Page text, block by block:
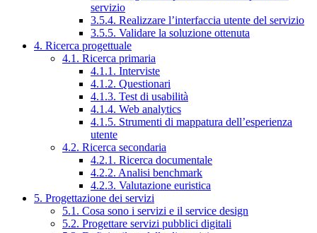
servizio
3.5.4. Realizzare l’interfaccia utente del servizio
3.5.5. Validare la soluzione ottenuta
4. Ricerca progettuale
4.1. Ricerca primaria
4.1.1. Interviste
4.1.2. Questionari
4.1.3. Test di usabilità
4.1.4. Web analytics
4.1.5. Strumenti di mappatura dell’esperienza
utente
4.2. Ricerca secondaria
4.2.1. Ricerca documentale
4.2.2. Analisi benchmark
4.2.3. Valutazione euristica
5. Progettazione dei servizi
5.1. Cosa sono i servizi e il service design
5.2. Progettare servizi pubblici digitali